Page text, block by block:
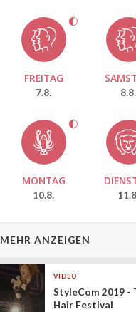
FREITAG
7.8. 8.8.
MONTAG
10.8.
MEHR ANZEIGEN
VIDEO
StyleCom 2019 -
Hair Festival